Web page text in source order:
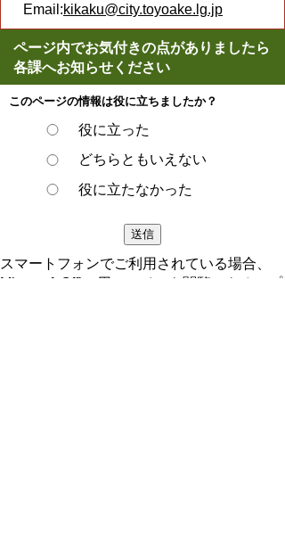
Email:kikaku@city.toyoake.lg.jp
ページ内でお気付きの点がありましたら
各課へお知らせください
このページの情報は役に立ちましたか？
役に立った
どちらともいえない
役に立たなかった
スマートフォンでご利用されている場合、
Microsoft Office用ファイルを閲覧できるアプ